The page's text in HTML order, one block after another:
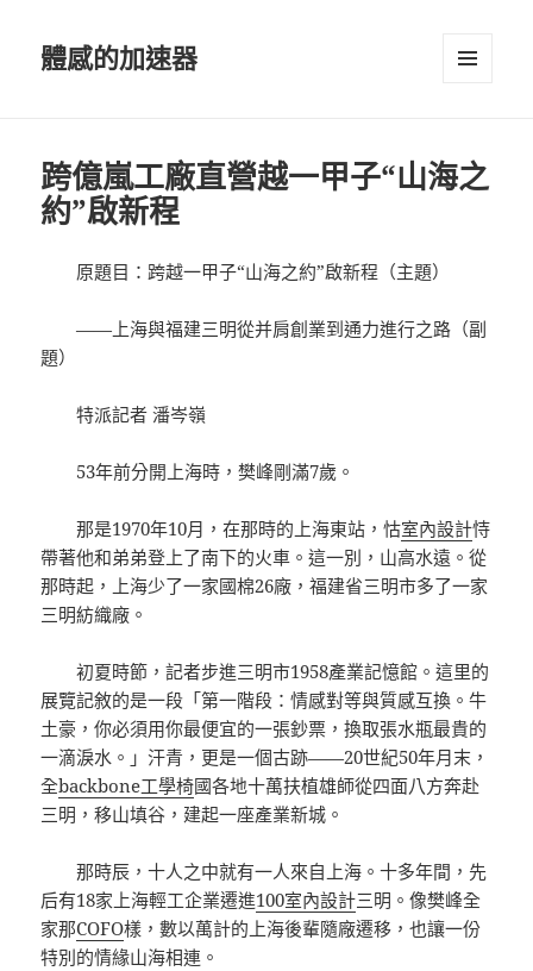
體感的加速器
跨億嵐工廠直營越一甲子“山海之
約”啟新程
原題目：跨越一甲子“山海之約”啟新程（主題）
——上海與福建三明從并肩創業到通力進行之路（副
題）
特派記者 潘岑嶺
53年前分開上海時，樊峰剛滿7歲。
那是1970年10月，在那時的上海東站，怙室內設計恃
帶著他和弟弟登上了南下的火車。這一別，山高水遠。從
那時起，上海少了一家國棉26廠，福建省三明市多了一家
三明紡織廠。
初夏時節，記者步進三明市1958產業記憶館。這里的
展覽記敘的是一段「第一階段：情感對等與質感互換。牛
土豪，你必須用你最便宜的一張鈔票，換取張水瓶最貴的
一滴淚水。」汗青，更是一個古跡——20世紀50年月末，
全backbone工學椅國各地十萬扶植雄師從四面八方奔赴
三明，移山填谷，建起一座產業新城。
那時辰，十人之中就有一人來自上海。十多年間，先
后有18家上海輕工企業遷進100室內設計三明。像樊峰全
家那COFO樣，數以萬計的上海後輩隨廠遷移，也讓一份
特別的情緣山海相連。